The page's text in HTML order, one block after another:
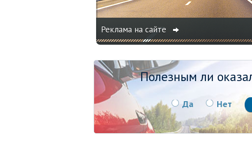
Реклама на сайте
Полезным ли
Да Нет